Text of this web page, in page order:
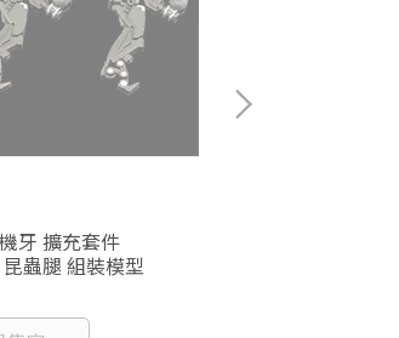
牙 擴充套件
昆蟲腿 組裝模型